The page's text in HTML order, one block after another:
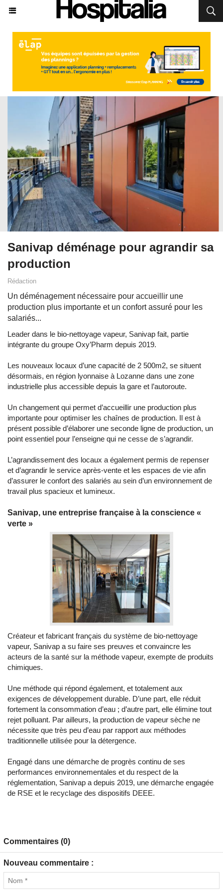
Sanivap déménage pour agrandir sa
production
Rédaction
Un déménagement nécessaire pour accueillir une
production plus importante et un confort assuré pour les
salariés...
Leader dans le bio-nettoyage vapeur, Sanivap fait, partie
intégrante du groupe Oxy’Pharm depuis 2019.
Les nouveaux locaux d’une capacité de 2 500m2, se situent
désormais, en région lyonnaise à Lozanne dans une zone
industrielle plus accessible depuis la gare et l’autoroute.
Un changement qui permet d’accueillir une production plus
importante pour optimiser les chaînes de production. Il est à
présent possible d’élaborer une seconde ligne de production, un
point essentiel pour l’enseigne qui ne cesse de s’agrandir.
L’agrandissement des locaux a également permis de repenser
et d’agrandir le service après-vente et les espaces de vie afin
d’assurer le confort des salariés au sein d’un environnement de
travail plus spacieux et lumineux.
Sanivap, une entreprise française à la conscience «
verte »
Créateur et fabricant français du système de bio-nettoyage
vapeur, Sanivap a su faire ses preuves et convaincre les
acteurs de la santé sur la méthode vapeur, exempte de produits
chimiques.
Une méthode qui répond également, et totalement aux
exigences de développement durable. D’une part, elle réduit
fortement la consommation d’eau ; d’autre part, elle élimine tout
rejet polluant. Par ailleurs, la production de vapeur sèche ne
nécessite que très peu d’eau par rapport aux méthodes
traditionnelle utilisée pour la détergence.
Engagé dans une démarche de progrès continu de ses
performances environnementales et du respect de la
réglementation, Sanivap a depuis 2019, une démarche engagée
de RSE et le recyclage des dispositifs DEEE.
Commentaires (0)
Nouveau commentaire :